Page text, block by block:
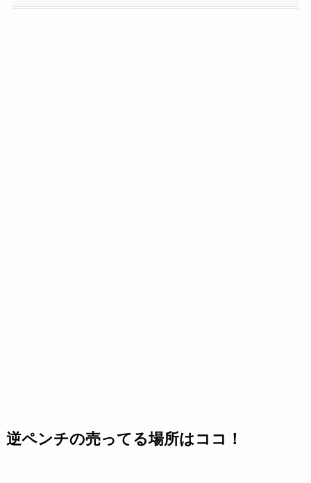
逆ペンチの売ってる場所はココ！